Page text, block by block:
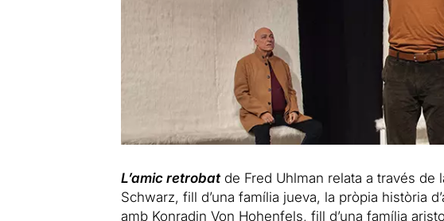
L’amic retrobatde Fred Uhlman relata a través de
Schwarz, fill d’una família jueva, la pròpia història
amb Konradin Von Hohenfels, fill d’una família